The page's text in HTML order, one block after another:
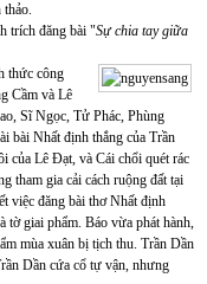
thảo.
trích đăng bài "Sự chia tay giữa
thức công
Cầm và Lê
Sĩ Ngọc, Tử Phác, Phùng
bài Nhất định thắng của Trần
của Lê Đạt, và Cái chổi quét rác
tham gia cải cách ruộng đất tại
việc đăng bài thơ Nhất định
tờ giai phẩm. Báo vừa phát hành,
mùa xuân bị tịch thu. Trần Dần
Dần cứa cổ tự vận, nhưng